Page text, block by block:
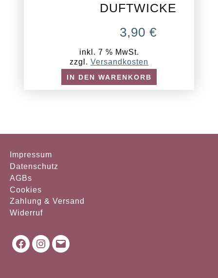
DUFTWICKE
3,90€
inkl. 7 % MwSt.
zzgl. Versandkosten
IN DEN WARENKORB
Impressum
Datenschutz
AGBs
Cookies
Zahlung & Versand
Widerruf
Facebook
Instagram
Mail